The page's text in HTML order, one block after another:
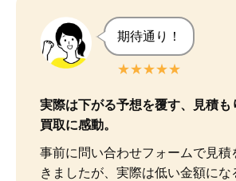
期待通り！
★★★★★
実際は下がる予想を覆す、見積も
買取に感動。
事前に問い合わせフォームで見積
きましたが、実際は低い金額にな